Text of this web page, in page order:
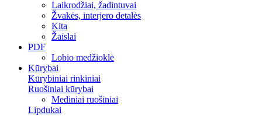
Laikrodžiai, žadintuvai
Žvakės, interjero detalės
Kita
Žaislai
PDF
Lobio medžioklė
Kūrybai
Kūrybiniai rinkiniai
Ruošiniai kūrybai
Mediniai ruošiniai
Lipdukai